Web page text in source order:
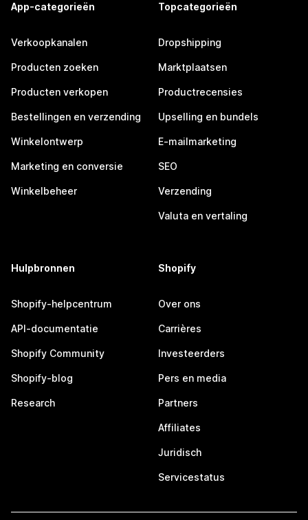
App-categorieën
Verkoopkanalen
Producten zoeken
Producten verkopen
Bestellingen en verzending
Winkelontwerp
Marketing en conversie
Winkelbeheer
Topcategorieën
Dropshipping
Marktplaatsen
Productrecensies
Upselling en bundels
E-mailmarketing
SEO
Verzending
Valuta en vertaling
Hulpbronnen
Shopify-helpcentrum
API-documentatie
Shopify Community
Shopify-blog
Research
Shopify
Over ons
Carrières
Investeerders
Pers en media
Partners
Affiliates
Juridisch
Servicestatus